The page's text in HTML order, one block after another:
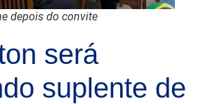
depois do convite
será
suplente de